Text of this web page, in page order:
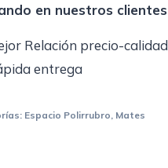
en nuestros clientes
Relación precio-calidad
entrega
Espacio Polirrubro Mates